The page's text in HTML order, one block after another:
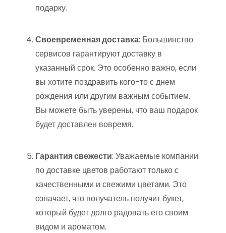
подарку.
Своевременная доставка: Большинство
сервисов гарантируют доставку в
указанный срок. Это особенно важно, если
вы хотите поздравить кого-то с днем
рождения или другим важным событием.
Вы можете быть уверены, что ваш подарок
будет доставлен вовремя.
Гарантия свежести: Уважаемые компании
по доставке цветов работают только с
качественными и свежими цветами. Это
означает, что получатель получит букет,
который будет долго радовать его своим
видом и ароматом.